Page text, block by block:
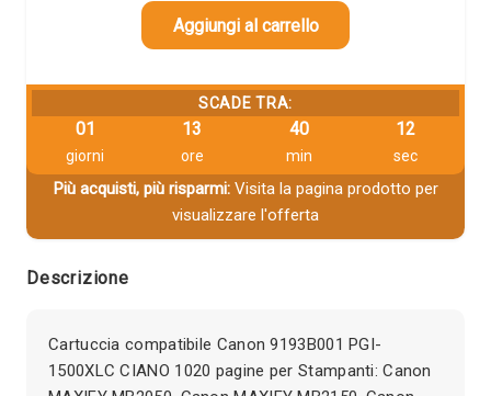
Aggiungi al carrello
SCADE TRA:
01
giorni
13
ore
40
min
12
sec
Più acquisti, più risparmi:Visita la pagina prodotto per
visualizzare l'offerta
Descrizione
Cartuccia compatibile Canon 9193B001 PGI-
1500XLC CIANO 1020 pagine per Stampanti: Canon